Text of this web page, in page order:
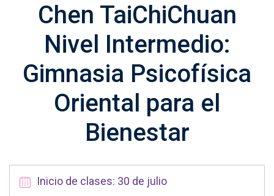
Chen TaiChiChuan
Nivel Intermedio:
Gimnasia Psicofísica
Oriental para el
Bienestar
Inicio de clases: 30 de julio